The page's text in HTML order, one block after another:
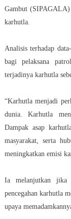
Gambut (SIPAGALA)
karhutla.
Analisis terhadap
bagi pelaksana
terjadinya karhutla
“Karhutla menjadi
dunia. Karhutla
Dampak asap
masyarakat, serta
meningkatkan emisi
Ia melanjutkan jika
pencegahan karhutla
upaya